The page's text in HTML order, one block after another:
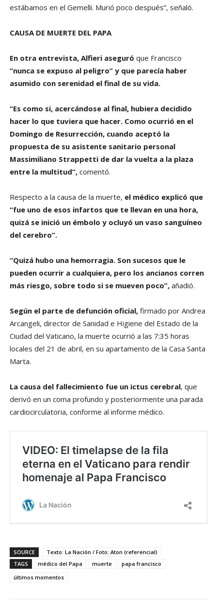
estábamos en el Gemelli. Murió poco después”, señaló.
CAUSA DE MUERTE DEL PAPA
En otra entrevista, Alfieri aseguró que Francisco
“nunca se expuso al peligro” y que parecía haber
asumido con serenidad el final de su vida.
“Es como si, acercándose al final, hubiera decidido
hacer lo que tuviera que hacer. Como ocurrió en el
Domingo de Resurrección, cuando aceptó la
propuesta de su asistente sanitario personal
Massimiliano Strappetti de dar la vuelta a la plaza
entre la multitud”, comentó.
Respecto a la causa de la muerte, el médico explicó que
“fue uno de esos infartos que te llevan en una hora,
quizá se inició un émbolo y ocluyó un vaso sanguíneo
del cerebro”.
“Quizá hubo una hemorragia. Son sucesos que le
pueden ocurrir a cualquiera, pero los ancianos corren
más riesgo, sobre todo si se mueven poco”, añadió.
Según el parte de defunción oficial, firmado por Andrea
Arcangeli, director de Sanidad e Higiene del Estado de la
Ciudad del Vaticano, la muerte ocurrió a las 7:35 horas
locales del 21 de abril, en su apartamento de la Casa Santa
Marta.
La causa del fallecimiento fue un ictus cerebral, que
derivó en un coma profundo y posteriormente una parada
cardiocirculatoria, conforme al informe médico.
SOURCE
Texto: La Nación / Foto: Aton (referencial)
TAGS
médico del Papa muerte
papa francisco
últimos momentos